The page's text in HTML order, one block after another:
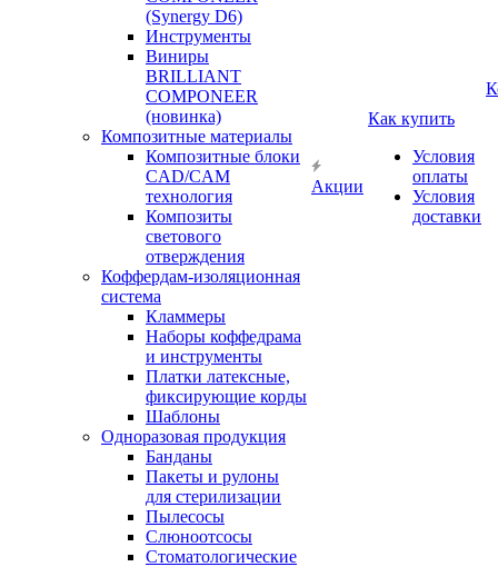
(Synergy D6)
Инструменты
Виниры
BRILLIANT
COMPONEER
(новинка)
Композитные материалы
Композитные блоки
CAD/СAM
технология
Композиты
светового
отверждения
Коффердам-изоляционная
система
Кламмеры
Наборы коффедрама
и инструменты
Платки латексные,
фиксирующие корды
Шаблоны
Одноразовая продукция
Банданы
Пакеты и рулоны
для стерилизации
Пылесосы
Слюноотсосы
Стоматологические
Акции
Как купить
Условия
оплаты
Условия
доставки